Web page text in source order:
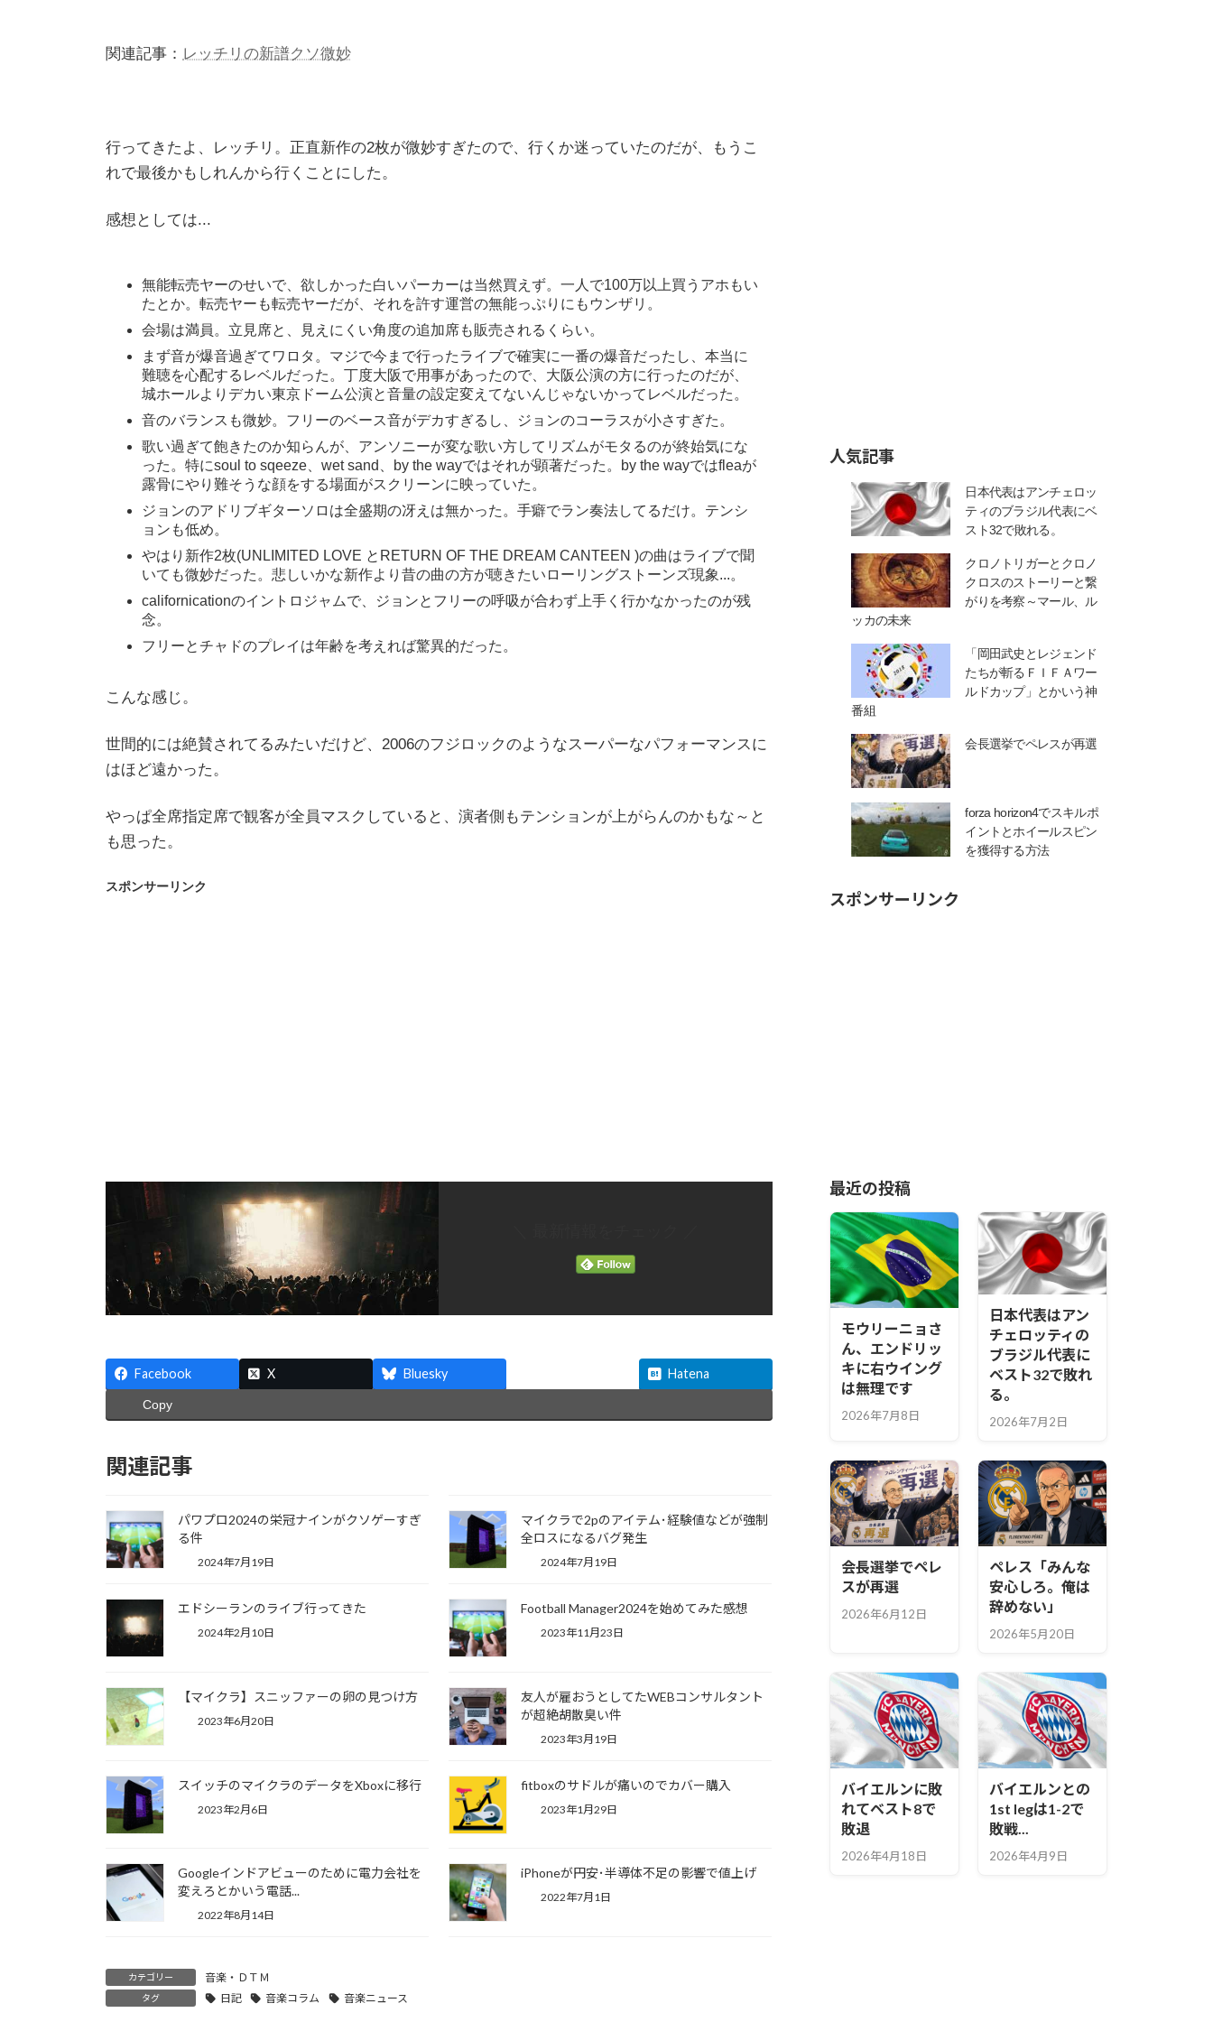
関連記事： レッチリの新譜クソ微妙
行ってきたよ、レッチリ。正直新作の2枚が微妙すぎたので、行くか迷っていたのだが、もうこ
れで最後かもしれんから行くことにした。
感想としては...
無能転売ヤーのせいで、欲しかった白いパーカーは当然買えず。一人で100万以上買うアホもい
たとか。転売ヤーも転売ヤーだが、それを許す運営の無能っぷりにもウンザリ。
会場は満員。立見席と、見えにくい角度の追加席も販売されるくらい。
まず音が爆音過ぎてワロタ。マジで今まで行ったライブで確実に一番の爆音だったし、本当に
難聴を心配するレベルだった。丁度大阪で用事があったので、大阪公演の方に行ったのだが、
城ホールよりデカい東京ドーム公演と音量の設定変えてないんじゃないかってレベルだった。
音のバランスも微妙。フリーのベース音がデカすぎるし、ジョンのコーラスが小さすぎた。
歌い過ぎて飽きたのか知らんが、アンソニーが変な歌い方してリズムがモタるのが終始気にな
った。特にsoul to sqeeze、wet sand、by the wayではそれが顕著だった。by the wayではfleaが
露骨にやり難そうな顔をする場面がスクリーンに映っていた。
ジョンのアドリブギターソロは全盛期の冴えは無かった。手癖でラン奏法してるだけ。テンシ
ョンも低め。
やはり新作2枚(UNLIMITED LOVE とRETURN OF THE DREAM CANTEEN )の曲はライブで聞
いても微妙だった。悲しいかな新作より昔の曲の方が聴きたいローリングストーンズ現象...。
californicationのイントロジャムで、ジョンとフリーの呼吸が合わず上手く行かなかったのが残
念。
フリーとチャドのプレイは年齢を考えれば驚異的だった。
こんな感じ。
世間的には絶賛されてるみたいだけど、2006のフジロックのようなスーパーなパフォーマンスに
はほど遠かった。
やっぱ全席指定席で観客が全員マスクしていると、演者側もテンションが上がらんのかもな～と
も思った。
スポンサーリンク
Facebook X Bluesky Hatena
Copy
関連記事
パワプロ2024の栄冠ナインがクソゲーすぎ
る件
2024年7月19日
マイクラで2pのアイテム･経験値などが強制
全ロスになるバグ発生
2024年7月19日
エドシーランのライブ行ってきた
2024年2月10日
Football Manager2024を始めてみた感想
2023年11月23日
【マイクラ】スニッファーの卵の見つけ方
2023年6月20日
友人が雇おうとしてたWEBコンサルタント
が超絶胡散臭い件
2023年3月19日
スイッチのマイクラのデータをXboxに移行
2023年2月6日
fitboxのサドルが痛いのでカバー購入
2023年1月29日
Googleインドアビューのために電力会社を
変えろとかいう電話...
2022年8月14日
iPhoneが円安･半導体不足の影響で値上げ
2022年7月1日
カテゴリー 音楽・ＤＴＭ
タグ 日記 音楽コラム 音楽ニュース
人気記事
日本代表はアンチェロッ
ティのブラジル代表にベ
スト32で敗れる。
クロノトリガーとクロノ
クロスのストーリーと繋
がりを考察～マール、ル
ッカの未来
「岡田武史とレジェンド
たちが斬るＦＩＦＡワー
ルドカップ」とかいう神
番組
会長選挙でペレスが再選
forza horizon4でスキルポ
イントとホイールスピン
を獲得する方法
スポンサーリンク
最近の投稿
モウリーニョさ
ん、エンドリッ
キに右ウイング
は無理です
2026年7月8日
日本代表はアン
チェロッティの
ブラジル代表に
ベスト32で敗れ
る。
2026年7月2日
会長選挙でペレ
スが再選
2026年6月12日
ペレス「みんな
安心しろ。俺は
辞めない」
2026年5月20日
バイエルンに敗
れてベスト8で
敗退
2026年4月18日
バイエルンとの
1st legは1-2で
敗戦...
2026年4月9日